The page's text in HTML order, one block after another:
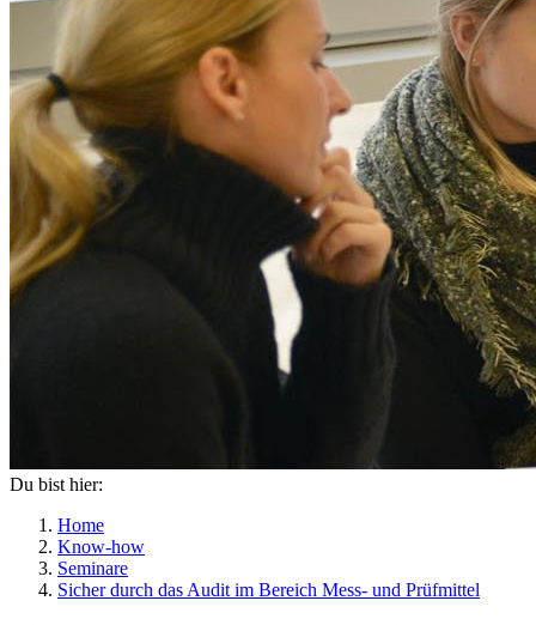
Du bist hier:
Home
Know-how
Seminare
Sicher durch das Audit im Bereich Mess- und Prüfmittel